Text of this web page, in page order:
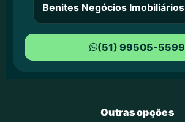
Benites Negócios Imobiliários
(51) 99505-5599
Outras opções